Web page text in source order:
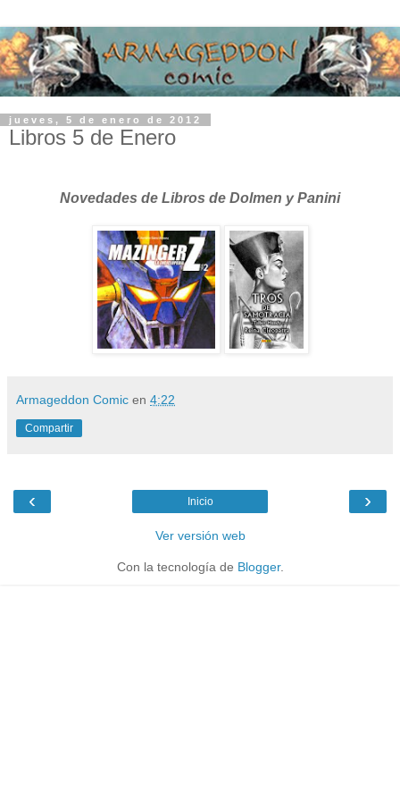
jueves, 5 de enero de 2012
Libros 5 de Enero
Novedades de Libros de Dolmen y Panini
Armageddon Comic en 4:22
Compartir
‹ ›
Inicio
Ver versión web
Con la tecnología de Blogger.